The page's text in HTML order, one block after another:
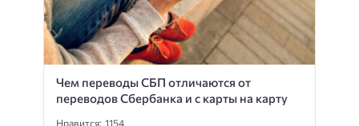
Чем переводы СБП отличаются от
переводов Сбербанка и с карты на карту
Нравится: 1154